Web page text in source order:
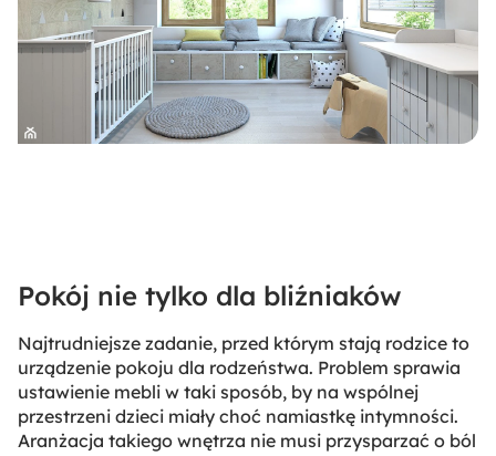
Pokój nie tylko dla bliźniaków
Najtrudniejsze zadanie, przed którym stają rodzice to
urządzenie pokoju dla rodzeństwa. Problem sprawia
ustawienie mebli w taki sposób, by na wspólnej
przestrzeni dzieci miały choć namiastkę intymności.
Aranżacja takiego wnętrza nie musi przysparzać o ból